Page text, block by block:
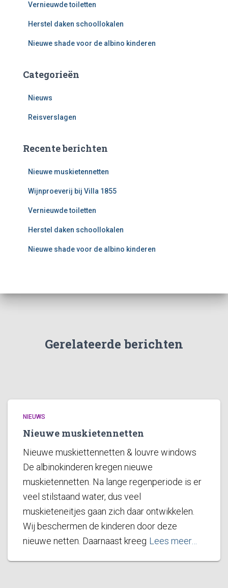
Vernieuwde toiletten
Herstel daken schoollokalen
Nieuwe shade voor de albino kinderen
Categorieën
Nieuws
Reisverslagen
Recente berichten
Nieuwe muskietennetten
Wijnproeverij bij Villa 1855
Vernieuwde toiletten
Herstel daken schoollokalen
Nieuwe shade voor de albino kinderen
Gerelateerde berichten
NIEUWS
Nieuwe muskietennetten
Nieuwe muskiettennetten & louvre windows
De albinokinderen kregen nieuwe
muskietennetten. Na lange regenperiode is er
veel stilstaand water, dus veel
muskieteneitjes gaan zich daar ontwikkelen.
Wij beschermen de kinderen door deze
nieuwe netten. Daarnaast kreeg Lees meer…